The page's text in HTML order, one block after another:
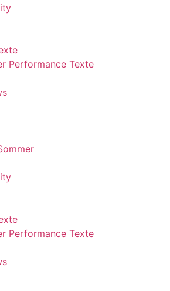
Performance Texte
Performance Texte